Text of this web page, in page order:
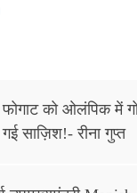
फोगाट को ओलंपिक में
साज़िश!- रीना गुप्त